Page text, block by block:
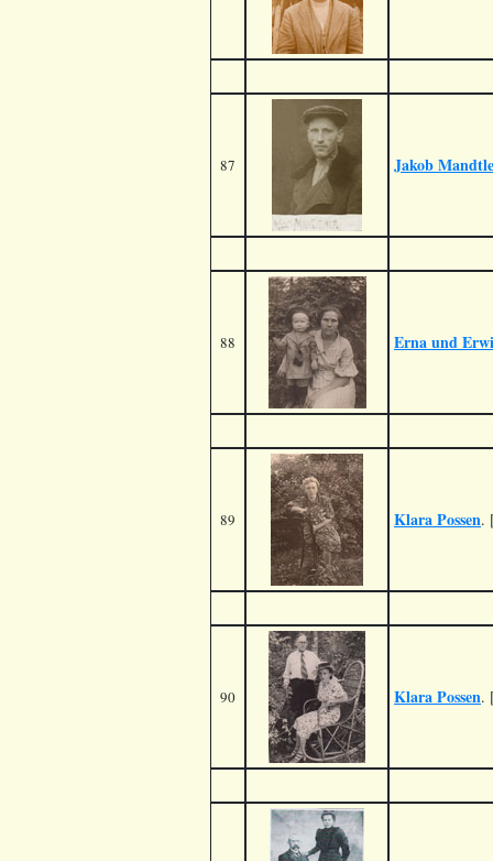
87 Jakob
88 Erna und
89 Klara Possen.
90 Klara Possen.